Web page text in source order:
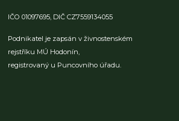
IČO 01097695, DIČ CZ7559134055
Podnikatel je zapsán v živnostenském
rejstříku MÚ Hodonín,
registrovaný u Puncovního úřadu.